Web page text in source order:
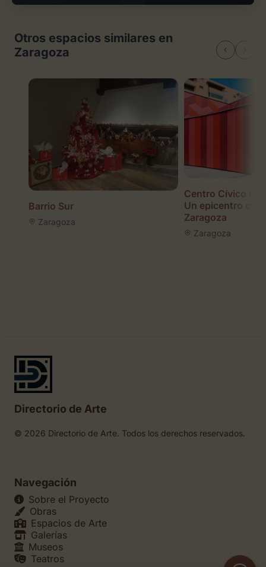
Otros espacios similares en
Zaragoza
Barrio Sur
Zaragoza
Centro Cívico del
Un epicentro
Zaragoza
Zaragoza
Directorio de Arte
© 2026 Directorio de Arte. Todos los derechos reservados.
Navegación
Sobre el Proyecto
Obras
Espacios de Arte
Galerías
Museos
Teatros